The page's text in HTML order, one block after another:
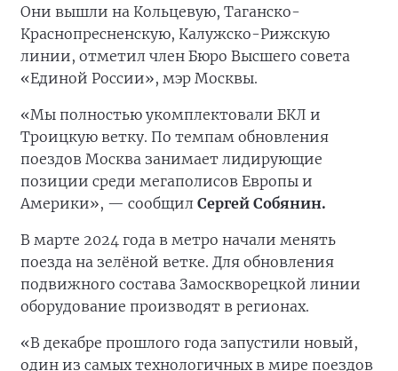
Они вышли на Кольцевую, Таганско-
Краснопресненскую, Калужско-Рижскую
линии, отметил член Бюро Высшего совета
«Единой России», мэр Москвы.
«Мы полностью укомплектовали БКЛ и
Троицкую ветку. По темпам обновления
поездов Москва занимает лидирующие
позиции среди мегаполисов Европы и
Америки», — сообщил Сергей Собянин.
В марте 2024 года в метро начали менять
поезда на зелёной ветке. Для обновления
подвижного состава Замоскворецкой линии
оборудование производят в регионах.
«В декабре прошлого года запустили новый,
один из самых технологичных в мире поездов